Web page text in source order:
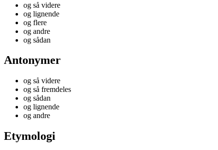
og så videre
og lignende
og flere
og andre
og sådan
Antonymer
og så videre
og så fremdeles
og sådan
og lignende
og andre
Etymologi